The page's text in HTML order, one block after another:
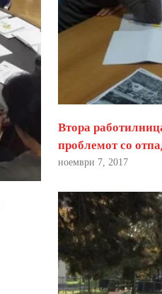
Втора
проблемот со
ноември 7, 2017